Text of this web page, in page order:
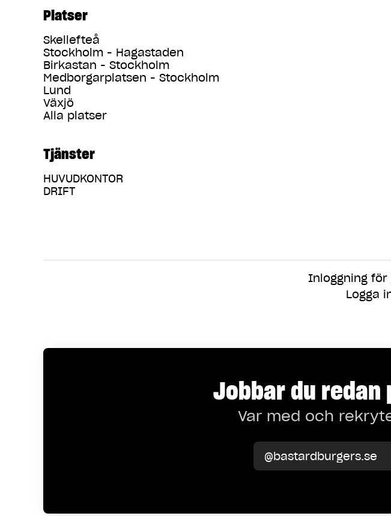
Platser
Skellefteå
Stockholm - Hagastaden
Birkastan - Stockholm
Medborgarplatsen - Stockholm
Lund
Växjö
Alla platser
Tjänster
HUVUDKONTOR
DRIFT
Inloggning
Logga
Jobbar du redan
Var med och
@bastardburgers.se